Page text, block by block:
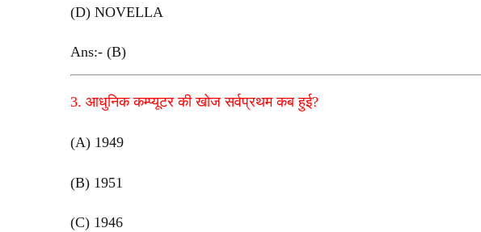
(D) NOVELLA
Ans:- (B)
3. आधुनिक कम्प्यूटर की खोज सर्वप्रथम कब हुई?
(A) 1949
(B) 1951
(C) 1946